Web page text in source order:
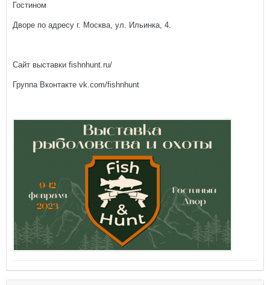
Гостином
Дворе по адресу г. Москва, ул. Ильинка, 4.
Сайт выставки fishnhunt.ru/
Группа Вконтакте vk.com/fishnhunt